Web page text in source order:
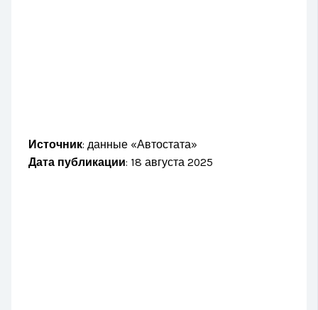
Источник: данные «Автостата»
Дата публикации: 18 августа 2025